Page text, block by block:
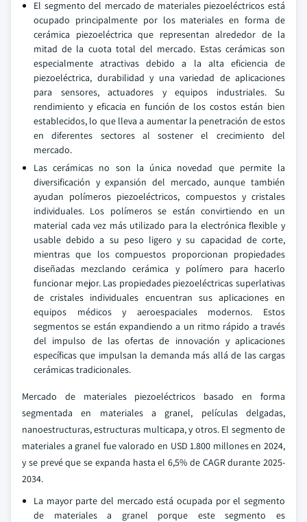
El segmento del mercado de materiales piezoeléctricos está
ocupado principalmente por los materiales en forma de
cerámica piezoeléctrica que representan alrededor de la
mitad de la cuota total del mercado. Estas cerámicas son
especialmente atractivas debido a la alta eficiencia de
piezoeléctrica, durabilidad y una variedad de aplicaciones
para sensores, actuadores y equipos industriales. Su
rendimiento y eficacia en función de los costos están bien
establecidos, lo que lleva a aumentar la penetración de estos
en diferentes sectores al sostener el crecimiento del
mercado.
Las cerámicas no son la única novedad que permite la
diversificación y expansión del mercado, aunque también
ayudan polímeros piezoeléctricos, compuestos y cristales
individuales. Los polímeros se están convirtiendo en un
material cada vez más utilizado para la electrónica flexible y
usable debido a su peso ligero y su capacidad de corte,
mientras que los compuestos proporcionan propiedades
diseñadas mezclando cerámica y polímero para hacerlo
funcionar mejor. Las propiedades piezoeléctricas superlativas
de cristales individuales encuentran sus aplicaciones en
equipos médicos y aeroespaciales modernos. Estos
segmentos se están expandiendo a un ritmo rápido a través
del impulso de las ofertas de innovación y aplicaciones
específicas que impulsan la demanda más allá de las cargas
cerámicas tradicionales.
Mercado de materiales piezoeléctricos basado en forma
segmentada en materiales a granel, películas delgadas,
nanoestructuras, estructuras multicapa, y otros. El segmento de
materiales a granel fue valorado en USD 1.800 millones en 2024,
y se prevé que se expanda hasta el 6,5% de CAGR durante 2025-
2034.
La mayor parte del mercado está ocupada por el segmento
de materiales a granel porque este segmento es